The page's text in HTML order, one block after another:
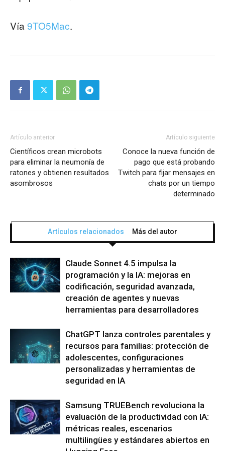
Vía 9TO5Mac.
Artículo anterior
Científicos crean microbots
para eliminar la neumonía de
ratones y obtienen resultados
asombrosos
Artículo siguiente
Conoce la nueva función de
pago que está probando
Twitch para fijar mensajes en
chats por un tiempo
determinado
Artículos relacionados Más del autor
Claude Sonnet 4.5 impulsa la
programación y la IA: mejoras en
codificación, seguridad avanzada,
creación de agentes y nuevas
herramientas para desarrolladores
ChatGPT lanza controles parentales y
recursos para familias: protección de
adolescentes, configuraciones
personalizadas y herramientas de
seguridad en IA
Samsung TRUEBench revoluciona la
evaluación de la productividad con IA:
métricas reales, escenarios
multilingües y estándares abiertos en